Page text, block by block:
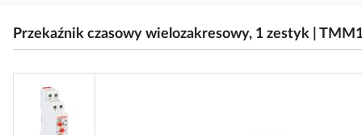
Przekaźnik czasowy wielozakresowy, 1 zestyk |